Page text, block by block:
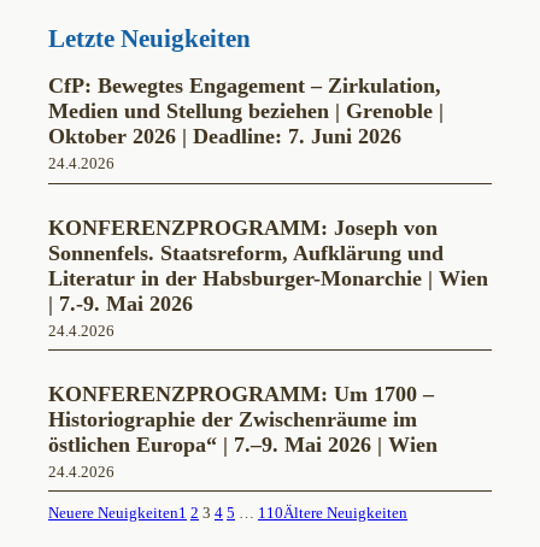
Letzte Neuigkeiten
CfP: Bewegtes Engagement – Zirkulation,
Medien und Stellung beziehen | Grenoble |
Oktober 2026 | Deadline: 7. Juni 2026
24.4.2026
KONFERENZPROGRAMM: Joseph von
Sonnenfels. Staatsreform, Aufklärung und
Literatur in der Habsburger-Monarchie | Wien
| 7.-9. Mai 2026
24.4.2026
KONFERENZPROGRAMM: Um 1700 –
Historiographie der Zwischenräume im
östlichen Europa“ | 7.–9. Mai 2026 | Wien
24.4.2026
Neuere Neuigkeiten1 2 3 4 5 … 110Ältere Neuigkeiten